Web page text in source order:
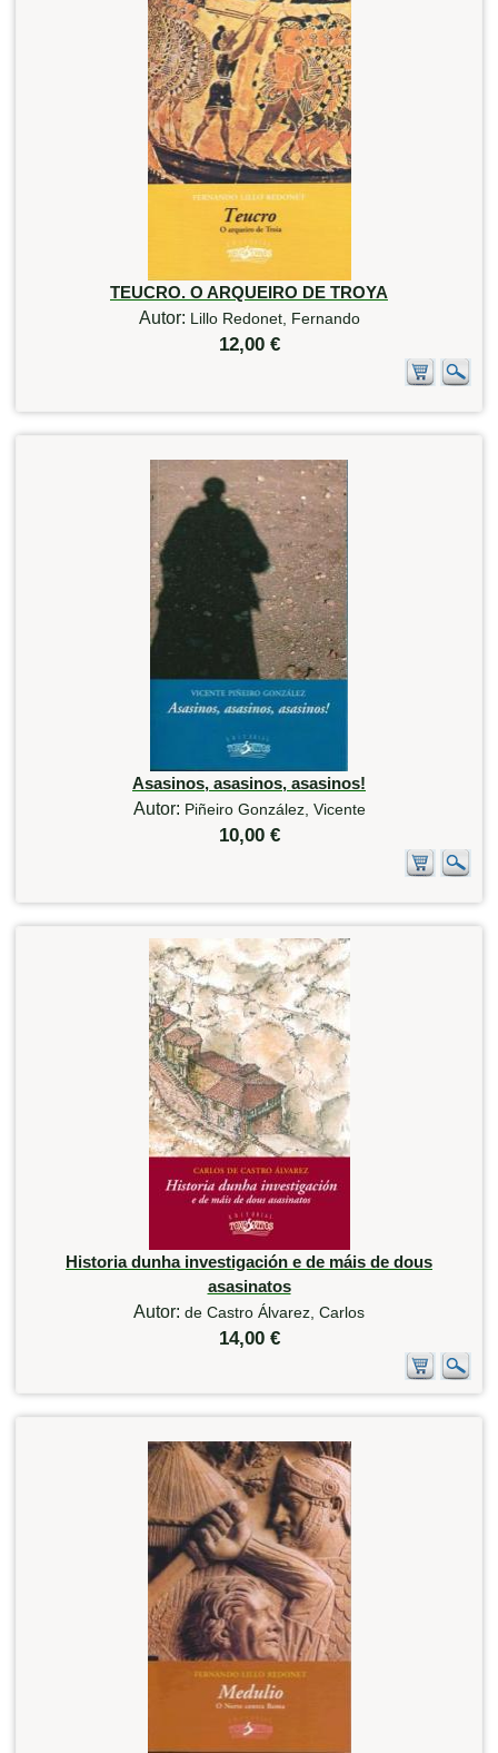
TEUCRO. O ARQUEIRO DE TROYA
Autor: Lillo Redonet, Fernando
12,00 €
Asasinos, asasinos, asasinos!
Autor: Piñeiro González, Vicente
10,00 €
Historia dunha investigación e de máis de dous
asasinatos
Autor: de Castro Álvarez, Carlos
14,00 €